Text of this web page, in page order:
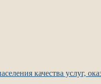
качества услуг,